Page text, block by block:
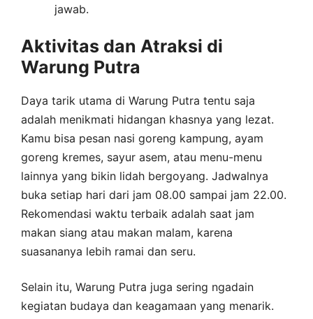
jawab.
Aktivitas dan Atraksi di
Warung Putra
Daya tarik utama di Warung Putra tentu saja
adalah menikmati hidangan khasnya yang lezat.
Kamu bisa pesan nasi goreng kampung, ayam
goreng kremes, sayur asem, atau menu-menu
lainnya yang bikin lidah bergoyang. Jadwalnya
buka setiap hari dari jam 08.00 sampai jam 22.00.
Rekomendasi waktu terbaik adalah saat jam
makan siang atau makan malam, karena
suasananya lebih ramai dan seru.
Selain itu, Warung Putra juga sering ngadain
kegiatan budaya dan keagamaan yang menarik.